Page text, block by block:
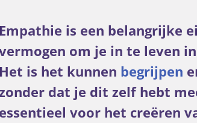
Empathie is een belangrijke
om je in te leven
Het is het kunnen begrijpen
dat je dit zelf hebt
essentieel voor het creëren